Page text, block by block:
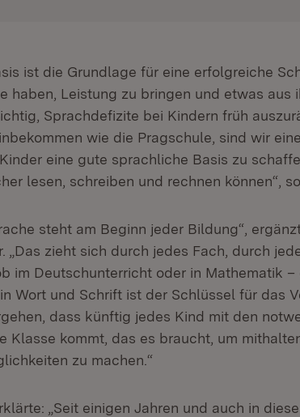
ist die Grundlage für eine erfolgreiche
haben, Leistung zu bringen und etwas aus
Sprachdefizite bei Kindern früh
wie die Pragschule, sind wir
eine gute sprachliche Basis zu
lesen, schreiben und rechnen können“,
steht am Beginn jeder Bildung“,
„Das zieht sich durch jedes Fach, durch
im Deutschunterricht oder in Mathematik –
Wort und Schrift ist der Schlüssel für das
dass künftig jedes Kind mit den
Klasse kommt, das es braucht, um
zu machen.“
„Seit einigen Jahren und auch in